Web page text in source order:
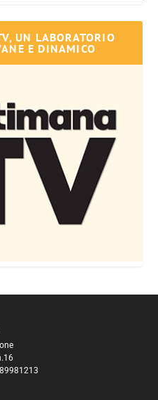
UN LABORATORIO
E DINAMICO